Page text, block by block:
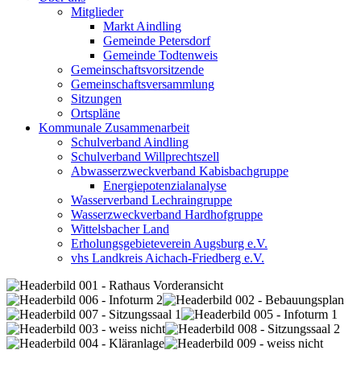
Mitglieder
Markt Aindling
Gemeinde Petersdorf
Gemeinde Todtenweis
Gemeinschaftsvorsitzende
Gemeinschaftsversammlung
Sitzungen
Ortspläne
Kommunale Zusammenarbeit
Schulverband Aindling
Schulverband Willprechtszell
Abwasserzweckverband Kabisbachgruppe
Energiepotenzialanalyse
Wasserverband Lechraingruppe
Wasserzweckverband Hardhofgruppe
Wittelsbacher Land
Erholungsgebieteverein Augsburg e.V.
vhs Landkreis Aichach-Friedberg e.V.